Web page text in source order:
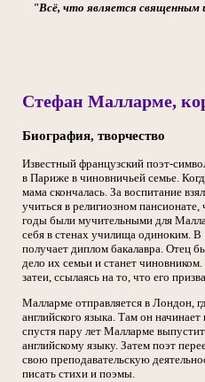
"Всё, что является
Стефан Малларме,
Биография, творчество
Известный французский поэт-
в Париже в чиновничьей семье.
мама скончалась. За воспитание
учиться в религиозном
годы были мучительными для
себя в стенах училища одиноким. В
получает диплом бакалавра. Отец
дело их семьи и станет
затеи, ссылаясь на то, что его
Малларме отправляется в Лондон,
английского языка. Там он
спустя пару лет Малларме
английскому языку. Затем поэт
свою преподавательскую
писать стихи и поэмы.